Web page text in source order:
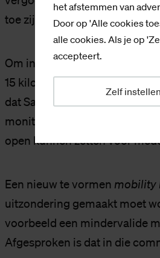
het afstemmen van
Door op 'Alle cookies
alle cookies. Als je op
accepteert.
Zelf instellen
toe zijn dan kunnen we er dan
Om in aanmerking te komen
15 kilometer van werk wonen,
dat Saxion flexibiliteit
monitoren”, zegt Strijks. “Je
open kunnen zetten voor
Een nieuw te vormen mobility
uitzondering gemaakt moet
voorbeeld een mindervalide
Afgesproken is dat in die